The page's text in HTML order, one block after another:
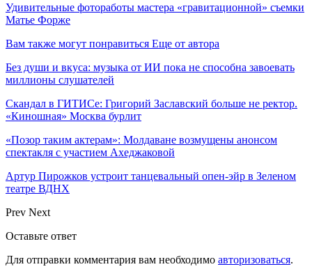
Удивительные фотоработы мастера «гравитационной» съемки
Матье Форже
Вам также могут понравиться Еще от автора
Без души и вкуса: музыка от ИИ пока не способна завоевать
миллионы слушателей
Скандал в ГИТИСе: Григорий Заславский больше не ректор.
«Киношная» Москва бурлит
«Позор таким актерам»: Молдаване возмущены анонсом
спектакля с участием Ахеджаковой
Артур Пирожков устроит танцевальный опен-эйр в Зеленом
театре ВДНХ
Prev Next
Оставьте ответ
Для отправки комментария вам необходимо авторизоваться.